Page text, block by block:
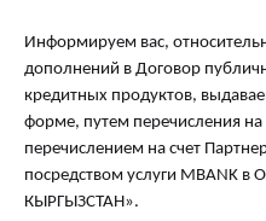
Информируем вас,
дополнений в Договор
кредитных продуктов,
форме, путем перечисления
перечислением на счет
посредством услуги MBANK
КЫРГЫЗСТАН».